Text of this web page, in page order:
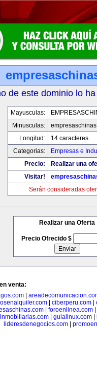
de este dominio lo
Mayusculas:
Minusculas:
Longitud:
14 caracteres
Categorias:
Empresas e
Precio:
Realizar una
Visitar!
Serán consideradas
Realizar una Oferta
Precio Ofrecido $
venta:
|
ciberperu.com
| foroenlinea.com|
| guialinux.com|
lideresdenegocios.com|